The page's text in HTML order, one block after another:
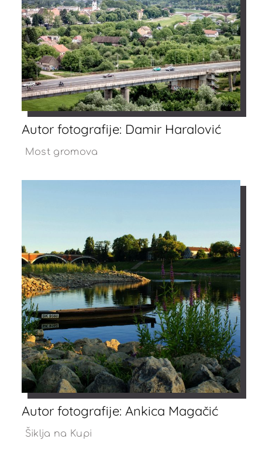
Autor fotografije: Damir Haralović
Most gromova
Autor fotografije: Ankica Magačić
Šiklja na Kupi